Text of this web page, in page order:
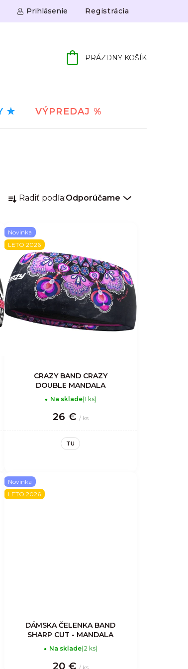
Prihlásenie Registrácia
PRÁZDNY KOŠÍK
✮ VÝPREDAJ %
R
a
e
n
e
p
r
Radiť podľa:Odporúčame
Novinka
LETO 2026
CRAZY BAND CRAZY
DOUBLE MANDALA
Na sklade(1 ks)
26 € / ks
TU
Novinka
LETO 2026
DÁMSKA ČELENKA BAND
SHARP CUT - MANDALA
Na sklade(2 ks)
20 €